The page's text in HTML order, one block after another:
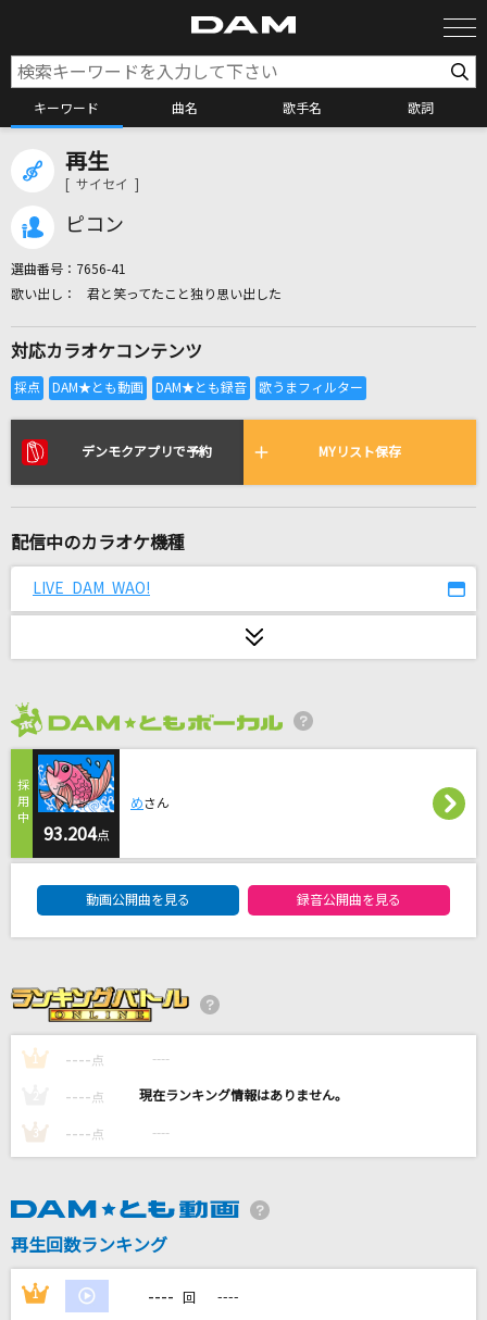
キーワード 曲名 歌手名 歌詞
全国りれき
リアルタイムで歌われている曲の一覧
HONEY
Cry Baby
ー]
Madonna
[生音]流氷海峡
母のうた
吉田山田
Vaundy
AKINO
再生
[ サイセイ ]
ピコン
選曲番号： 7656-41
君と笑ってたこと独り思い出した
対応カラオケコンテンツ
デンモクアプリで予約 MYリスト保存
配信中のカラオケ機種
LIVE DAM WAO!
93.204点
めさん
動画公開曲を見る 録音公開曲を見る
1 ---- 点 ----
---- 点 ----
3 ---- 点 ----
再生回数ランキング
1 ---- 回 ----